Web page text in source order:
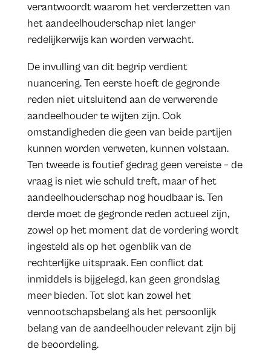
verantwoordt waarom het verderzetten van
het aandeelhouderschap niet langer
redelijkerwijs kan worden verwacht.
De invulling van dit begrip verdient
nuancering. Ten eerste hoeft de gegronde
reden niet uitsluitend aan de verwerende
aandeelhouder te wijten zijn. Ook
omstandigheden die geen van beide partijen
kunnen worden verweten, kunnen volstaan.
Ten tweede is foutief gedrag geen vereiste – de
vraag is niet wie schuld treft, maar of het
aandeelhouderschap nog houdbaar is. Ten
derde moet de gegronde reden actueel zijn,
zowel op het moment dat de vordering wordt
ingesteld als op het ogenblik van de
rechterlijke uitspraak. Een conflict dat
inmiddels is bijgelegd, kan geen grondslag
meer bieden. Tot slot kan zowel het
vennootschapsbelang als het persoonlijk
belang van de aandeelhouder relevant zijn bij
de beoordeling.